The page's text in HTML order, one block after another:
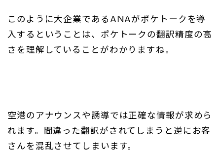
このように大企業であるANAがポケトークを導
入するということは、ポケトークの翻訳精度の高
さを理解していることがわかりますね。
空港のアナウンスや誘導では正確な情報が求めら
れます。間違った翻訳がされてしまうと逆にお客
さんを混乱させてしまいます。